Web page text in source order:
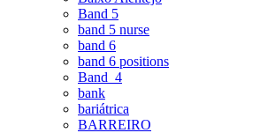
Band 5
band 5 nurse
band 6
band 6 positions
Band_4
bank
bariátrica
BARREIRO